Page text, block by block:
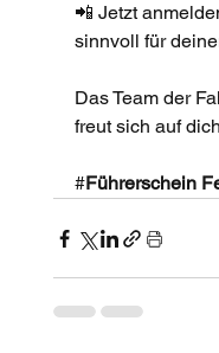
📲 Jetzt
sinnvoll für
Das Team der
freut sich auf
#Führerschein